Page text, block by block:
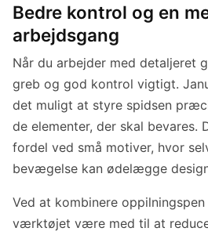
Bedre kontrol og en
arbejdsgang
Når du arbejder med detaljeret
greb og god kontrol vigtigt.
det muligt at styre spidsen
de elementer, der skal bevares.
fordel ved små motiver, hvor
bevægelse kan ødelægge
Ved at kombinere
værktøjet være med til at